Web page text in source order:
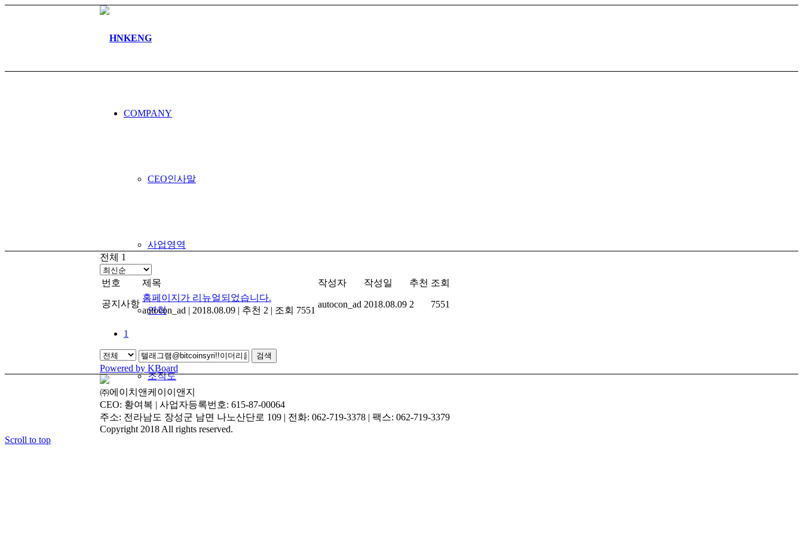
COMPANY
CEO인사말
사업영역
연혁
조직도
전체 1
번호 제목 작성자 작성일 추천 조회
공지사항
홈페이지가 리뉴얼되었습니다.
autocon_ad | 2018.08.09 | 추천 2 | 조회 7551
autocon_ad 2018.08.09 2 7551
1
검색
Powered by KBoard
㈜에이치앤케이이앤지
CEO: 황여복 | 사업자등록번호: 615-87-00064
주소: 전라남도 장성군 남면 나노산단로 109 | 전화: 062-719-3378 | 팩스: 062-719-3379
Copyright 2018 All rights reserved.
Scroll to top